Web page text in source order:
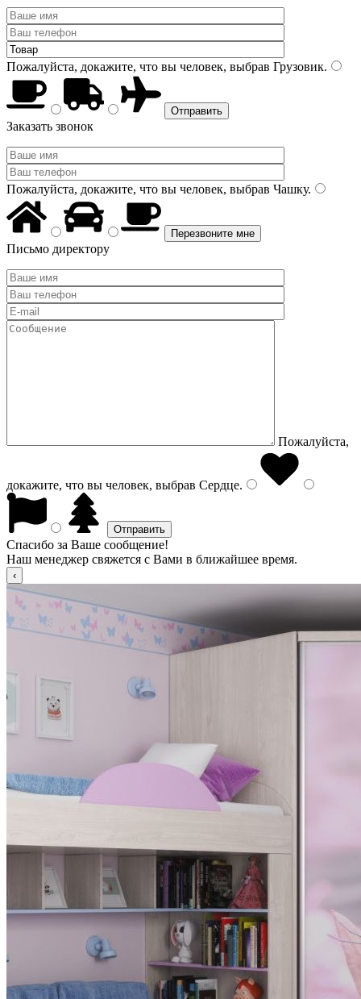
Пожалуйста, докажите, что вы человек, выбрав Грузовик.
Заказать звонок
Пожалуйста, докажите, что вы человек, выбрав Чашку.
Письмо директору
Пожалуйста,
докажите, что вы человек, выбрав Сердце.
Спасибо за Ваше сообщение!
Наш менеджер свяжется с Вами в ближайшее время.